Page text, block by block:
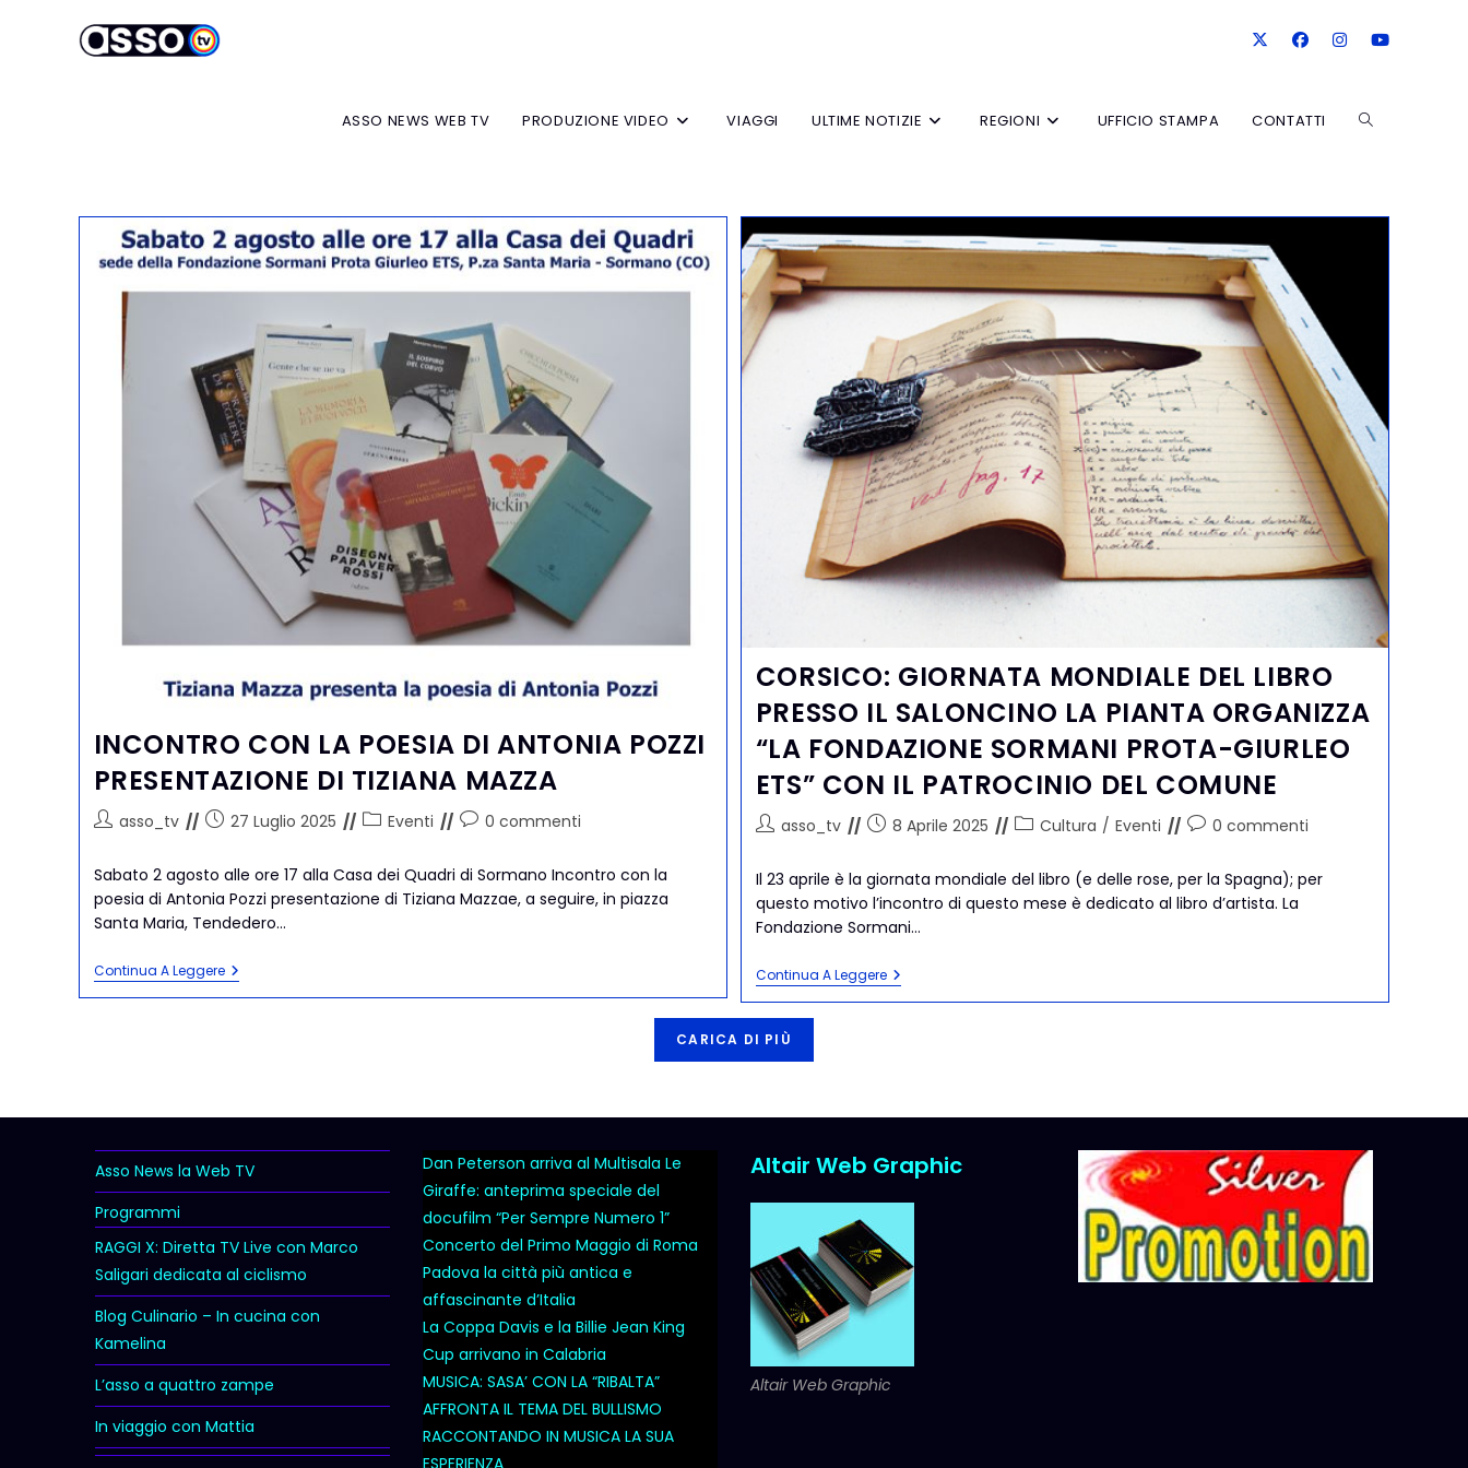
ASSO NEWS WEB TV PRODUZIONE VIDEO VIAGGI ULTIME NOTIZIE REGIONI UFFICIO STAMPA CONTATTI
INCONTRO CON LA POESIA DI ANTONIA POZZI
PRESENTAZIONE DI TIZIANA MAZZA
asso_tv 27 Luglio 2025 Eventi 0 commenti
Sabato 2 agosto alle ore 17 alla Casa dei Quadri di Sormano Incontro con la
poesia di Antonia Pozzi presentazione di Tiziana Mazzae, a seguire, in piazza
Santa Maria, Tendedero…
Continua A Leggere
CORSICO: GIORNATA MONDIALE DEL LIBRO
PRESSO IL SALONCINO LA PIANTA ORGANIZZA
“LA FONDAZIONE SORMANI PROTA-GIURLEO
ETS” CON IL PATROCINIO DEL COMUNE
asso_tv 8 Aprile 2025 Cultura / Eventi 0 commenti
Il 23 aprile è la giornata mondiale del libro (e delle rose, per la Spagna); per
questo motivo l’incontro di questo mese è dedicato al libro d’artista. La
Fondazione Sormani…
Continua A Leggere
CARICA DI PIÙ
Asso News la Web TV
Programmi
RAGGI X: Diretta TV Live con Marco
Saligari dedicata al ciclismo
Blog Culinario – In cucina con
Kamelina
L’asso a quattro zampe
In viaggio con Mattia
Dan Peterson arriva al Multisala Le
Giraffe: anteprima speciale del
docufilm “Per Sempre Numero 1”
Concerto del Primo Maggio di Roma
Padova la città più antica e
affascinante d’Italia
La Coppa Davis e la Billie Jean King
Cup arrivano in Calabria
MUSICA: SASA’ CON LA “RIBALTA”
AFFRONTA IL TEMA DEL BULLISMO
RACCONTANDO IN MUSICA LA SUA
ESPERIENZA
Altair Web Graphic
Altair Web Graphic